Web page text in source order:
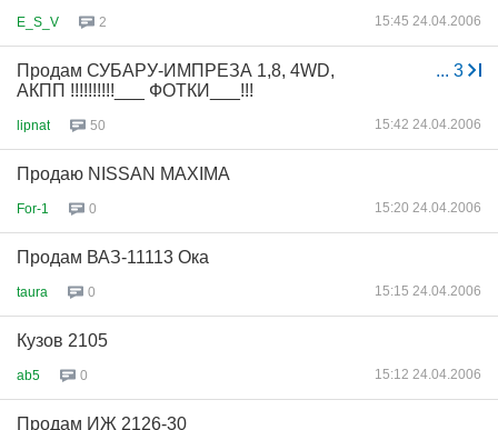
E_S_V 2 15:45 24.04.2006
... 3
Продам СУБАРУ-ИМПРЕЗА 1,8, 4WD,
АКПП !!!!!!!!!!___ ФОТКИ___!!!
lipnat 50 15:42 24.04.2006
Продаю NISSAN MAXIMA
For-1 0 15:20 24.04.2006
Продам ВАЗ-11113 Ока
taura 0 15:15 24.04.2006
Кузов 2105
ab5 0 15:12 24.04.2006
Продам ИЖ 2126-30